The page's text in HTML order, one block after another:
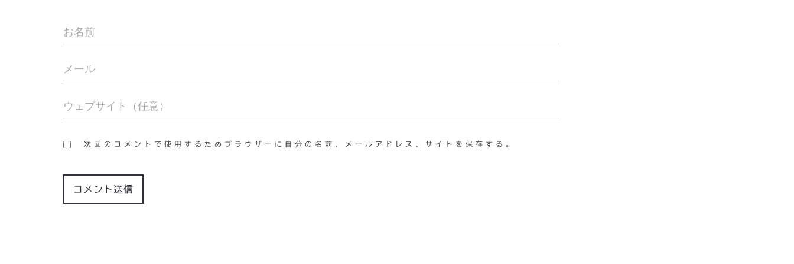
次回のコメントで使用するためブラウザーに自分の名前、メールアドレス、サイトを保存する。